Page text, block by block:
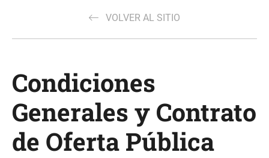
VOLVER AL SITIO
Condiciones
Generales y Contrato
de Oferta Pública